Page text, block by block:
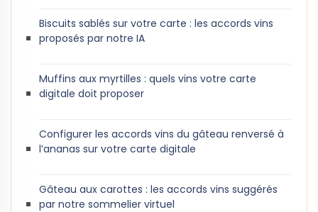
Biscuits sablés sur votre carte : les accords vins
proposés par notre IA
Muffins aux myrtilles : quels vins votre carte
digitale doit proposer
Configurer les accords vins du gâteau renversé à
l’ananas sur votre carte digitale
Gâteau aux carottes : les accords vins suggérés
par notre sommelier virtuel